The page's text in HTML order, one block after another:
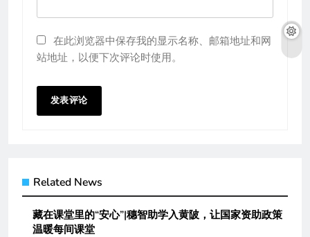
在此浏览器中保存我的显示名称、邮箱地址和网
站地址，以便下次评论时使用。
Related News
藏在课堂里的“安心”|穗智助学入黄陂，让国家资助政策
温暖每间课堂